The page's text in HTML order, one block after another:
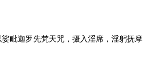
毗迦罗先梵天咒，摄入淫席，淫躬抚